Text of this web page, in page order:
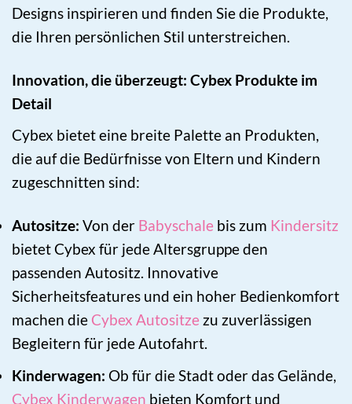
Designs inspirieren und finden Sie die Produkte,
die Ihren persönlichen Stil unterstreichen.
Innovation, die überzeugt: Cybex Produkte im
Detail
Cybex bietet eine breite Palette an Produkten,
die auf die Bedürfnisse von Eltern und Kindern
zugeschnitten sind:
Autositze: Von der Babyschale bis zum Kindersitz
bietet Cybex für jede Altersgruppe den
passenden Autositz. Innovative
Sicherheitsfeatures und ein hoher Bedienkomfort
machen die Cybex Autositze zu zuverlässigen
Begleitern für jede Autofahrt.
Kinderwagen: Ob für die Stadt oder das Gelände,
Cybex Kinderwagen bieten Komfort und